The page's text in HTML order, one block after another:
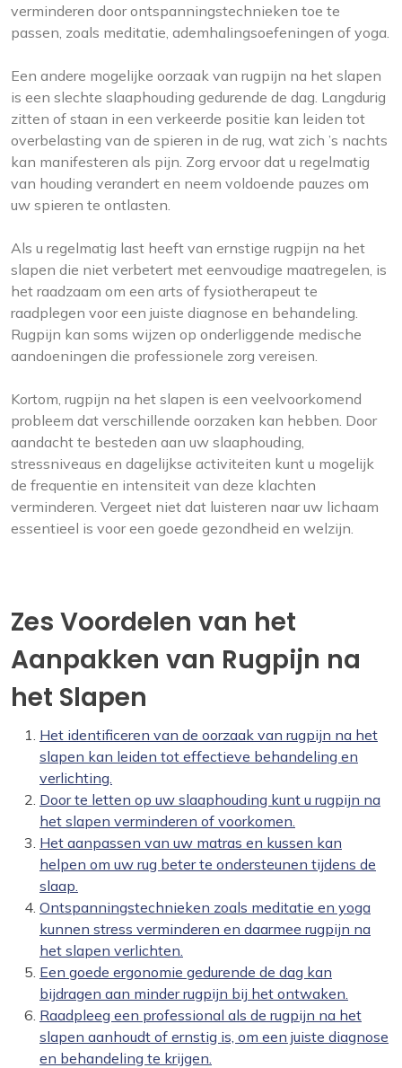
verminderen door ontspanningstechnieken toe te
passen, zoals meditatie, ademhalingsoefeningen of yoga.
Een andere mogelijke oorzaak van rugpijn na het slapen
is een slechte slaaphouding gedurende de dag. Langdurig
zitten of staan in een verkeerde positie kan leiden tot
overbelasting van de spieren in de rug, wat zich ’s nachts
kan manifesteren als pijn. Zorg ervoor dat u regelmatig
van houding verandert en neem voldoende pauzes om
uw spieren te ontlasten.
Als u regelmatig last heeft van ernstige rugpijn na het
slapen die niet verbetert met eenvoudige maatregelen, is
het raadzaam om een arts of fysiotherapeut te
raadplegen voor een juiste diagnose en behandeling.
Rugpijn kan soms wijzen op onderliggende medische
aandoeningen die professionele zorg vereisen.
Kortom, rugpijn na het slapen is een veelvoorkomend
probleem dat verschillende oorzaken kan hebben. Door
aandacht te besteden aan uw slaaphouding,
stressniveaus en dagelijkse activiteiten kunt u mogelijk
de frequentie en intensiteit van deze klachten
verminderen. Vergeet niet dat luisteren naar uw lichaam
essentieel is voor een goede gezondheid en welzijn.
Zes Voordelen van het
Aanpakken van Rugpijn na
het Slapen
Het identificeren van de oorzaak van rugpijn na het
slapen kan leiden tot effectieve behandeling en
verlichting.
Door te letten op uw slaaphouding kunt u rugpijn na
het slapen verminderen of voorkomen.
Het aanpassen van uw matras en kussen kan
helpen om uw rug beter te ondersteunen tijdens de
slaap.
Ontspanningstechnieken zoals meditatie en yoga
kunnen stress verminderen en daarmee rugpijn na
het slapen verlichten.
Een goede ergonomie gedurende de dag kan
bijdragen aan minder rugpijn bij het ontwaken.
Raadpleeg een professional als de rugpijn na het
slapen aanhoudt of ernstig is, om een juiste diagnose
en behandeling te krijgen.